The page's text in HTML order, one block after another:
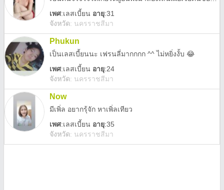
เพศ:เลสเบี้ยน อายุ:31
จังหวัด: นครราชสีมา
Phukun
เป็นเลสเบี้ยนนะ เฟรนลี่มากกกก ^^ ไม่หยิ่งงั้บ 😂
เพศ:เลสเบี้ยน อายุ:24
จังหวัด: นครราชสีมา
Now
มีเพิ่ล อยากรุ้จัก หาเพิ่ลเทียว
เพศ:เลสเบี้ยน อายุ:35
จังหวัด: นครราชสีมา